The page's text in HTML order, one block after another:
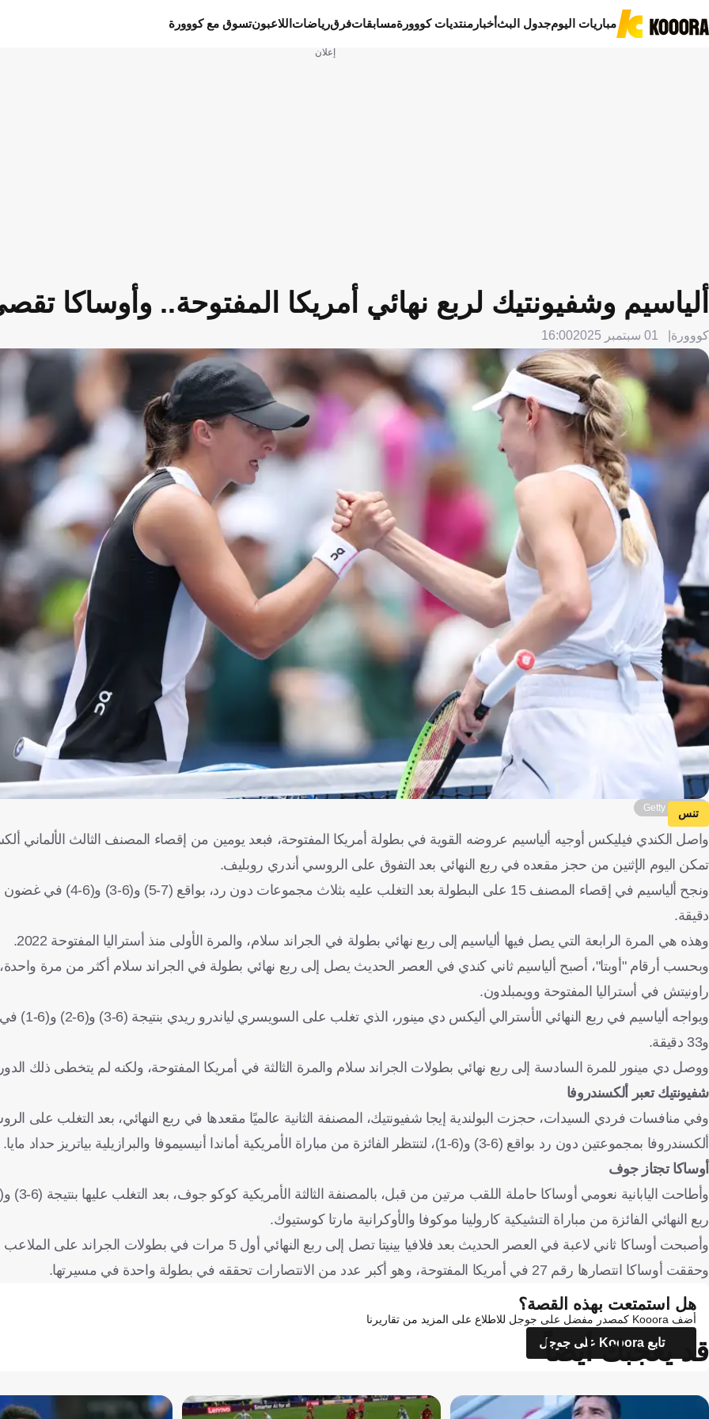
مباريات اليومجدول البثأخبار منتديات كووورةمسابقاتفرقرياضات اللاعبونتسوق مع كووورة
إعلان
ألياسيم وشفيونتيك لربع نهائي أمريكا المفتوحة.. وأوساكا
كووورة 01 سبتمبر 2025 16:00
Getty Images
تنس
واصل الكندي فيليكس أوجيه ألياسيم عروضه القوية في بطولة أمريكا المفتوحة، فبعد يومين من إقصاء المصنف الثالث الألماني
تمكن اليوم الإثنين من حجز مقعده في ربع النهائي بعد التفوق على الروسي أندري روبليف.
دقيقة.
وهذه هي المرة الرابعة التي يصل فيها ألياسيم إلى ربع نهائي بطولة في الجراند سلام، والمرة الأولى منذ أستراليا المفتوحة 2022.
وبحسب أرقام "أوبتا"، أصبح ألياسيم ثاني كندي في العصر الحديث يصل إلى ربع نهائي بطولة في الجراند سلام أكثر من مرة
راونيتش في أستراليا المفتوحة وويمبلدون.
ويواجه ألياسيم في ربع
و33 دقيقة.
ووصل دي مينور للمرة السادسة إلى ربع نهائي بطولات الجراند سلام والمرة الثالثة في أمريكا المفتوحة، ولكنه لم يتخطى ذلك
شفيونتيك تعبر ألكسندروفا
وفي منافسات فردي السيدات، حجزت البولندية إيجا شفيونتيك، المصنفة الثانية عالميًا مقعدها في ربع النهائي، بعد التغلب على
ألكسندروفا بمجموعتين دون رد بواقع (6-3) و(6-1)، لتنتظر الفائزة من مباراة الأمريكية أماندا أنيسيموفا والبرازيلية بياتريز حداد مايا.
أوساكا تجتاز جوف
ربع النهائي الفائزة من مباراة التشيكية كارولينا موكوفا والأوكرانية مارتا كوستيوك.
وأصبحت أوساكا ثاني لاعبة في العصر الحديث بعد فلافيا بينيتا تصل إلى ربع النهائي أول 5 مرات في بطولات الجراند على الملاعب الصلبة.
وحققت أوساكا انتصارها رقم 27 في أمريكا المفتوحة، وهو أكبر عدد من الانتصارات تحققه في بطولة واحدة في مسيرتها.
هل استمتعت بهذه القصة؟
أضف Kooora كمصدر مفضل على جوجل للاطلاع على المزيد من تقاريرنا
تابع Kooora على جوجل
قد يعجبك أيضاً